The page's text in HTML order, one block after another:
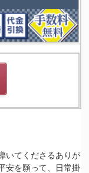
いてくださるありが
安を願って、日常掛